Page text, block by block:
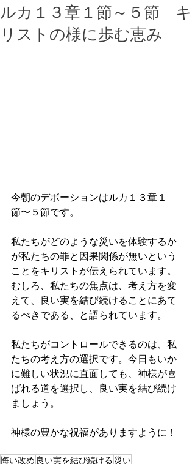
ルカ１３章１節～５節 キ
リストの様に歩む恵み
今朝のデボーションはルカ１３章１
節〜５節です。
私たちがどのような災いを体験するか
が私たちの罪と因果関係が無いという
ことをキリストが伝えられています。
むしろ、私たちの焦点は、考え方を変
えて、良い実を結び続けることにあて
るべきである、と語られています。
私たちがコントロールできるのは、私
たちの考え方の選択です。今日もいか
に難しい状況に直面しても、神様が喜
ばれる道を選択し、良い実を結び続け
ましょう。
神様の豊かな祝福がありますように！
悔い改め 良い実を結び続ける 災い